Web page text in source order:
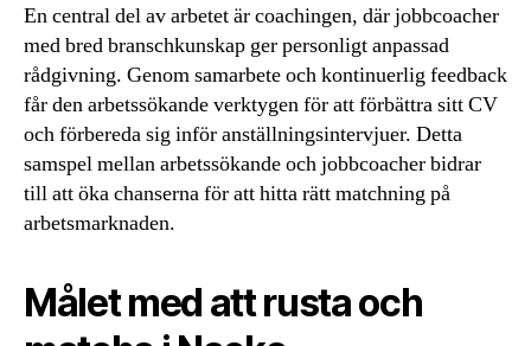
En central del av arbetet är coachingen, där jobbcoacher
med bred branschkunskap ger personligt anpassad
rådgivning. Genom samarbete och kontinuerlig feedback
får den arbetssökande verktygen för att förbättra sitt CV
och förbereda sig inför anställningsintervjuer. Detta
samspel mellan arbetssökande och jobbcoacher bidrar
till att öka chanserna för att hitta rätt matchning på
arbetsmarknaden.
Målet med att rusta och